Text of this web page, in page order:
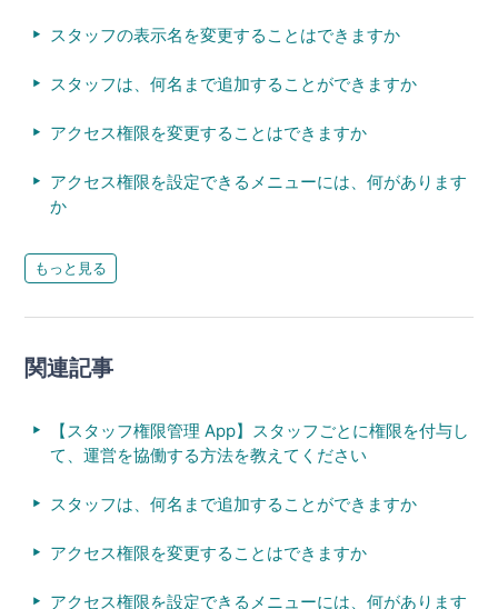
スタッフの表示名を変更することはできますか
スタッフは、何名まで追加することができますか
アクセス権限を変更することはできますか
アクセス権限を設定できるメニューには、何があります
か
もっと見る
関連記事
【スタッフ権限管理 App】スタッフごとに権限を付与し
て、運営を協働する方法を教えてください
スタッフは、何名まで追加することができますか
アクセス権限を変更することはできますか
アクセス権限を設定できるメニューには、何があります